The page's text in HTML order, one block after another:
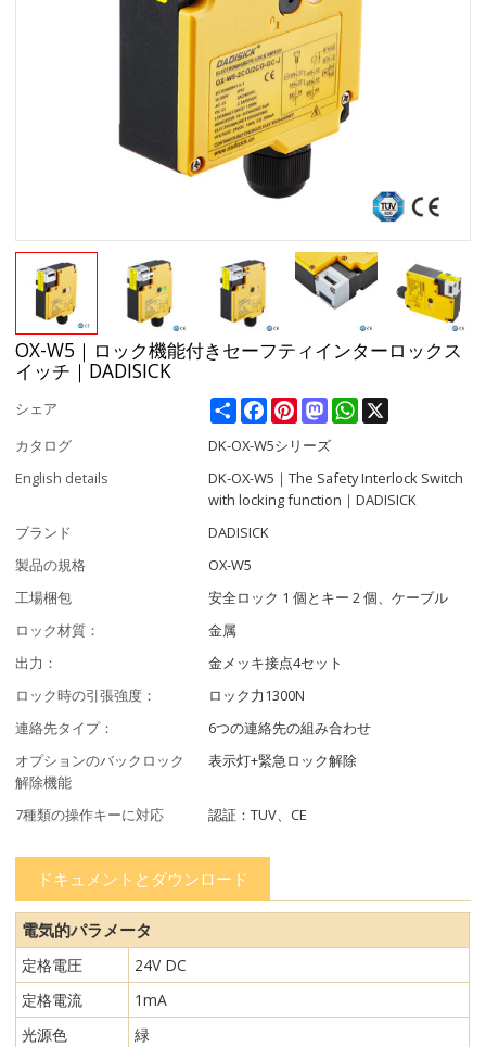
OX-W5｜ロック機能付きセーフティインターロックス
イッチ｜DADISICK
シェア ShareFacebookPinterestMastodonWhatsApp
カタログ
DK-OX-W5シリーズ
English details
DK-OX-W5｜The Safety Interlock Switch
with locking function｜DADISICK
ブランド
DADISICK
製品の規格
OX-W5
工場梱包
安全ロック 1 個とキー 2 個、ケーブル
ロック材質：
金属
出力：
金メッキ接点4セット
ロック時の引張強度：
ロック力1300N
連絡先タイプ：
6つの連絡先の組み合わせ
オプションのバックロック
解除機能
表示灯+緊急ロック解除
7種類の操作キーに対応 認証：TUV、CE
ドキュメントとダウンロード
電気的パラメータ
定格電圧
24V DC
定格電流
1mA
光源色
緑